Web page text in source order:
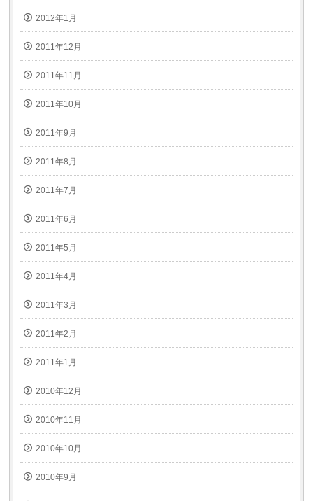
2012年1月
2011年12月
2011年11月
2011年10月
2011年9月
2011年8月
2011年7月
2011年6月
2011年5月
2011年4月
2011年3月
2011年2月
2011年1月
2010年12月
2010年11月
2010年10月
2010年9月